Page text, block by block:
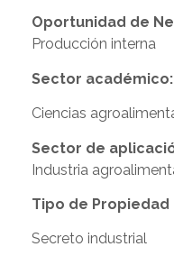
Oportunidad de
Producción interna
Sector académico:
Ciencias
Sector de
Industria
Tipo de
Secreto industrial